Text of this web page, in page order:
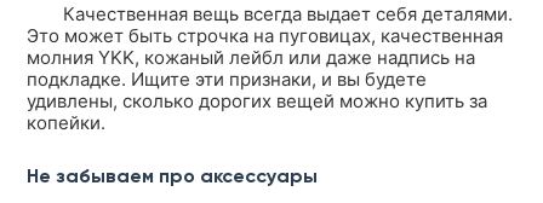
Качественная вещь всегда выдает себя деталями.
Это может быть строчка на пуговицах, качественная
молния YKK, кожаный лейбл или даже надпись на
подкладке. Ищите эти признаки, и вы будете
удивлены, сколько дорогих вещей можно купить за
копейки.
Не забываем про аксессуары